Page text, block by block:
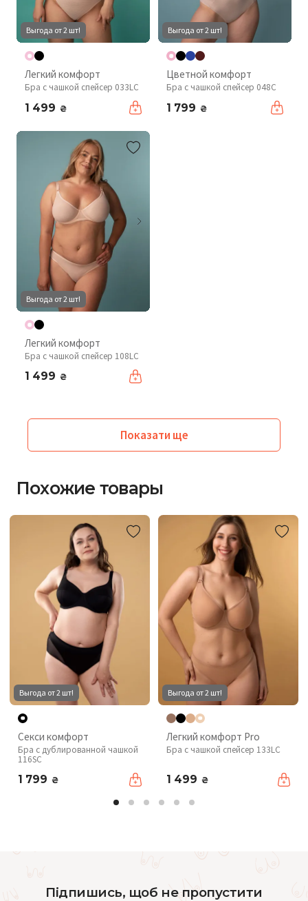
Выгода от 2 шт!
Легкий комфорт
Бра с чашкой спейсер 033LC
1 499 ₴
Выгода от 2 шт!
Цветной комфорт
Бра с чашкой спейсер 048С
1 799 ₴
Выгода от 2 шт!
Легкий комфорт
Бра с чашкой спейсер 108LC
1 499 ₴
Показати ще
Похожие товары
Выгода от 2 шт!
Секси комфорт
Бра с дублированной чашкой
116SC
1 799 ₴
Выгода от 2 шт!
Легкий комфорт Pro
Бра с чашкой спейсер 133LC
1 499 ₴
Підпишись, щоб не пропустити